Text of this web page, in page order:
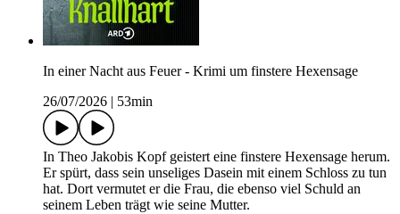
In einer Nacht aus Feuer - Krimi um finstere Hexensage
26/07/2026
53min
In Theo Jakobis Kopf geistert eine finstere Hexensage herum.
Er spürt, dass sein unseliges Dasein mit einem Schloss zu tun
hat. Dort vermutet er die Frau, die ebenso viel Schuld an
seinem Leben trägt wie seine Mutter.